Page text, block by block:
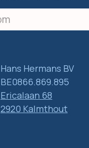
Hans Hermans BV
BE0866.869.895
Ericalaan 68
2920 Kalmthout